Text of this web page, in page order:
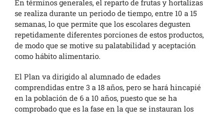
En términos generales, el reparto de frutas y hortalizas
se realiza durante un periodo de tiempo, entre 10 a 15
semanas, lo que permite que los escolares degusten
repetidamente diferentes porciones de estos productos,
de modo que se motive su palatabilidad y aceptación
como hábito alimentario.
El Plan va dirigido al alumnado de edades
comprendidas entre 3 a 18 años, pero se hará hincapié
en la población de 6 a 10 años, puesto que se ha
comprobado que es la fase en la que se instauran los